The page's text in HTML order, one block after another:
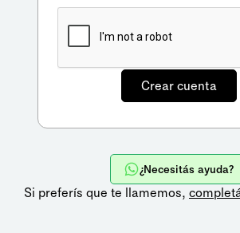
¿Necesitás ayuda?
Si preferís que te llamemos,